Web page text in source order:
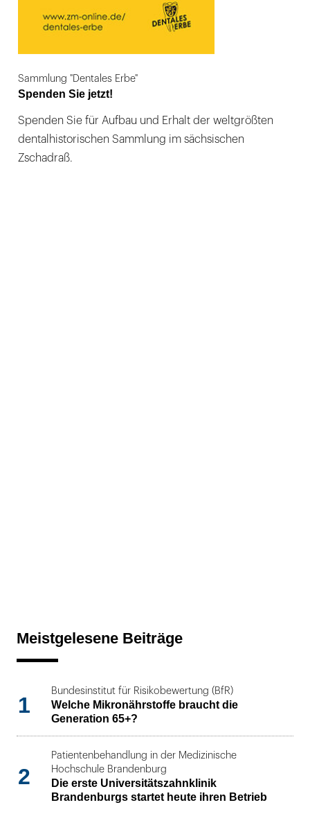
Sammlung "Dentales Erbe"
Spenden Sie jetzt!
Spenden Sie für Aufbau und Erhalt der weltgrößten
dentalhistorischen Sammlung im sächsischen
Zschadraß.
Meistgelesene Beiträge
1
Bundesinstitut für Risikobewertung (BfR)
Welche Mikronährstoffe braucht die
Generation 65+?
2
Patientenbehandlung in der Medizinische
Hochschule Brandenburg
Die erste Universitätszahnklinik
Brandenburgs startet heute ihren Betrieb